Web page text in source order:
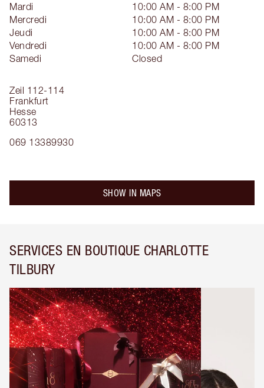
Zeil 112-114
Frankfurt
Hesse
60313
069 13389930
Mardi
10:00 AM - 8:00 PM
Mercredi
10:00 AM - 8:00 PM
Jeudi
10:00 AM - 8:00 PM
Vendredi
10:00 AM - 8:00 PM
Samedi
Closed
SHOW IN MAPS
SERVICES EN BOUTIQUE CHARLOTTE
TILBURY